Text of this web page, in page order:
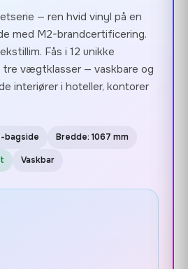
— ren hvid vinyl på en
med M2-brandcertificering.
Fås i 12 unikke
vægtklasser — vaskbare og
interiører i hoteller, kontorer
bagside Bredde: 1067 mm
Vaskbar